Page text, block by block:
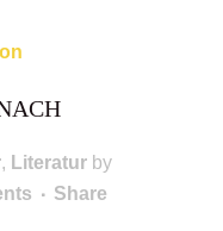
, Literatur by
Share